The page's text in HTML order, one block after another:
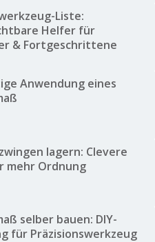
Liste:
Helfer für
& Fortgeschrittene
Anwendung eines
lagern: Clevere
mehr Ordnung
selber bauen: DIY-
für Präzisionswerkzeug